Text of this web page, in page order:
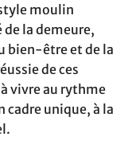
moulin
la demeure,
bien-être et de la
de ces
vivre au rythme
cadre unique, à la